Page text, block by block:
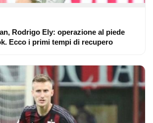
Rodrigo Ely: operazione al piede
Ecco i primi tempi di recupero